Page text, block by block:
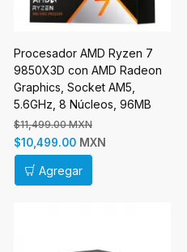
Procesador AMD Ryzen 7
9850X3D con AMD Radeon
Graphics, Socket AM5,
5.6GHz, 8 Núcleos, 96MB
Caché - No incluye Disipador
$11,499.00 MXN
$10,499.00 MXN
Agregar